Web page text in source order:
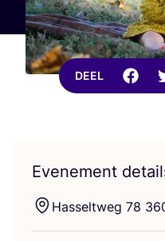
DEEL
Evenement
Has­sel­t­weg 78